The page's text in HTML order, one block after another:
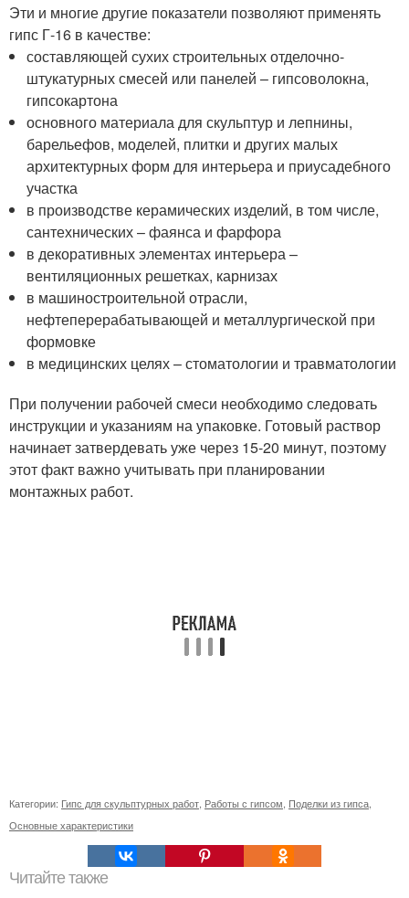
Эти и многие другие показатели позволяют применять
гипс Г-16 в качестве:
составляющей сухих строительных отделочно-
штукатурных смесей или панелей – гипсоволокна,
гипсокартона
основного материала для скульптур и лепнины,
барельефов, моделей, плитки и других малых
архитектурных форм для интерьера и приусадебного
участка
в производстве керамических изделий, в том числе,
сантехнических – фаянса и фарфора
в декоративных элементах интерьера –
вентиляционных решетках, карнизах
в машиностроительной отрасли,
нефтеперерабатывающей и металлургической при
формовке
в медицинских целях – стоматологии и травматологии
При получении рабочей смеси необходимо следовать
инструкции и указаниям на упаковке. Готовый раствор
начинает затвердевать уже через 15-20 минут, поэтому
этот факт важно учитывать при планировании
монтажных работ.
Категории: Гипс для скульптурных работ Работы с гипсом Поделки из гипса
Основные характеристики
Читайте также